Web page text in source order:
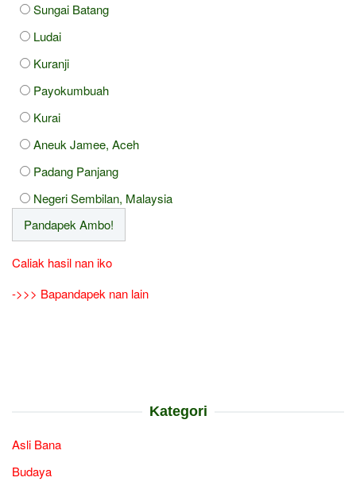
Sungai Batang
Ludai
Kuranji
Payokumbuah
Kurai
Aneuk Jamee, Aceh
Padang Panjang
Negeri Sembilan, Malaysia
Caliak hasil nan iko
->>> Bapandapek nan lain
Kategori
Asli Bana
Budaya